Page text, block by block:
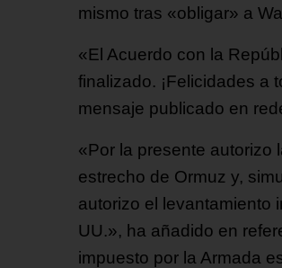
mismo tras «obligar» a
«El Acuerdo con la
finalizado. ¡Felicidades a
mensaje publicado en
«Por la presente autorizo
estrecho de Ormuz y,
autorizo el levantamiento
UU.», ha añadido en
impuesto por la Armada